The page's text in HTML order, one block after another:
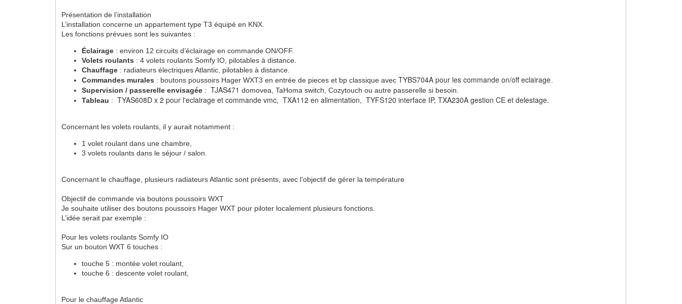
Présentation de l’installation
L’installation concerne un appartement type T3 équipé en KNX.
Les fonctions prévues sont les suivantes :
Éclairage : environ 12 circuits d’éclairage en commande ON/OFF.
Volets roulants : 4 volets roulants Somfy IO, pilotables à distance.
Chauffage : radiateurs électriques Atlantic, pilotables à distance.
Commandes murales : boutons poussoirs Hager WXT3 en entrée de pieces et bp classique avecTYBS704A pour les commande on/off eclairage
Supervision / passerelle envisagée :TJAS471 domovea, TaHoma switch, Cozytouch ou autre passerelle si besoin.
Tableau :TYAS608D x 2 pour l'eclairage et commande vmc, TXA112 en alimentation, TYFS120 interface IP, TXA230A gestion CE et delestage.
Concernant les volets roulants, il y aurait notamment :
1 volet roulant dans une chambre,
3 volets roulants dans le séjour / salon.
Concernant le chauffage, plusieurs radiateurs Atlantic sont présents, avec l’objectif de gérer la température
Objectif de commande via boutons poussoirs WXT
Je souhaite utiliser des boutons poussoirs Hager WXT pour piloter localement plusieurs fonctions.
L’idée serait par exemple :
Pour les volets roulants Somfy IO
Sur un bouton WXT 6 touches :
touche 5 : montée volet roulant,
touche 6 : descente volet roulant,
Pour le chauffage Atlantic